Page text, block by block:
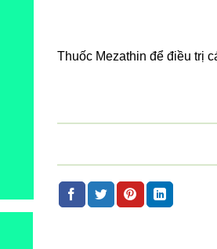
Thuốc Mezathin để điều trị